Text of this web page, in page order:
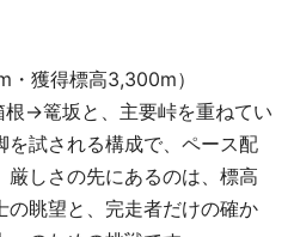
・獲得標高3,300m）
→篭坂と、主要峠を重ねてい
を試される構成で、ペース配
しさの先にあるのは、標高
の眺望と、完走者だけの確か